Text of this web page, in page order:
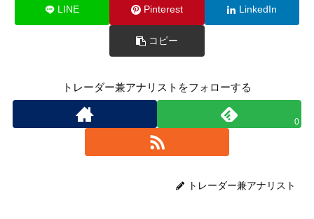
LINE Pinterest LinkedIn
コピー
トレーダー兼アナリストをフォローする
0
トレーダー兼アナリスト